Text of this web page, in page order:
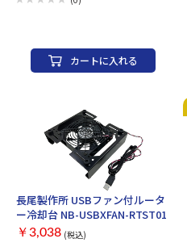
カートに入れる
長尾製作所 USBファン付ルータ
ー冷却台 NB-USBXFAN-RTST01
￥3,038 (税込)